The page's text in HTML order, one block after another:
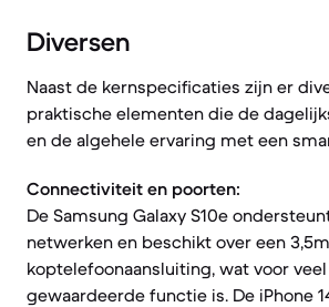
Diversen
Naast de kernspecificaties zijn er
praktische elementen die de
en de algehele ervaring met een
Connectiviteit en poorten:
De Samsung Galaxy S10e
netwerken en beschikt over een
koptelefoonaansluiting, wat voor
gewaardeerde functie is. De iPhone